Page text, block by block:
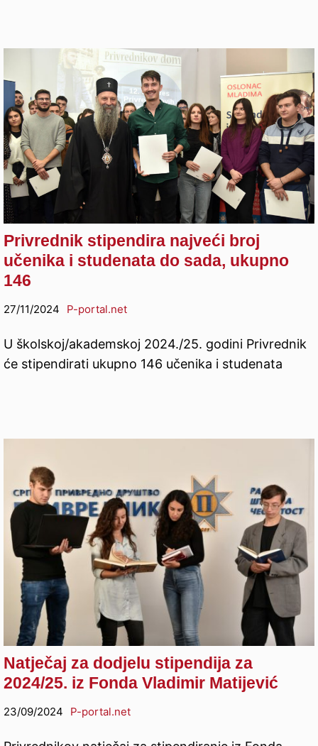
Privrednik stipendira najveći broj
učenika i studenata do sada, ukupno
146
27/11/2024 P-portal.net
U školskoj/akademskoj 2024./25. godini Privrednik
će stipendirati ukupno 146 učenika i studenata
Natječaj za dodjelu stipendija za
2024/25. iz Fonda Vladimir Matijević
23/09/2024 P-portal.net